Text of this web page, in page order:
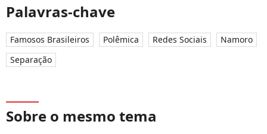
Palavras-chave
Famosos Brasileiros Polêmica Redes Sociais
Namoro
Separação
Sobre o mesmo tema